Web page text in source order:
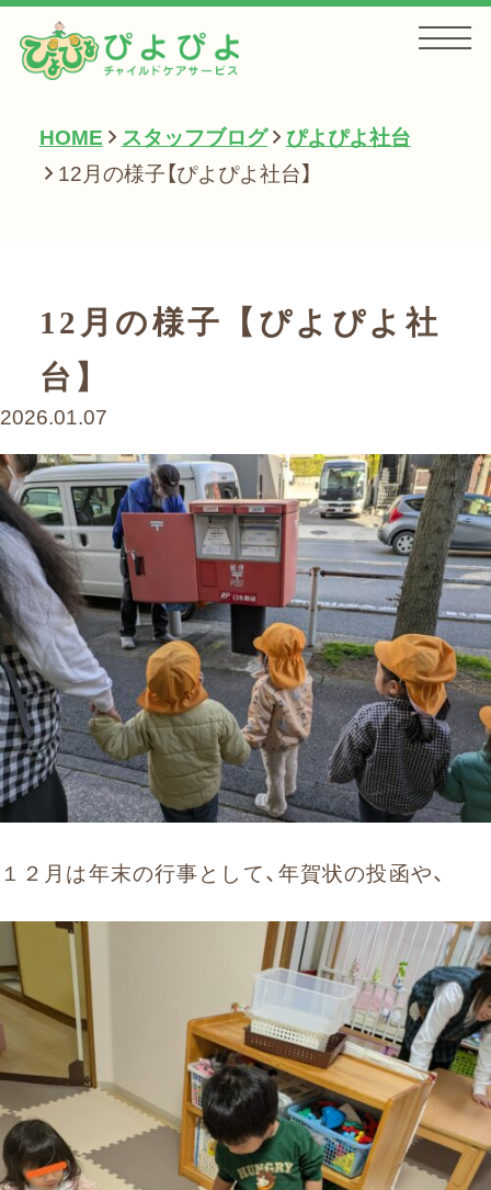
HOME
サービス一覧
会社案内
お問い合わせ
まずはお気軽にお電話ください
0120-930-312
受付時間 9:30〜17:30（土日祝除く）
愛知県外の方はこちら052-262-9671
HOME スタッフブログ
ぴよぴよ社台
12月の様子【ぴよぴよ社台】
12月の様子【ぴよぴよ社
台】
2026.01.07
１２月は年末の行事として、年賀状の投函や、